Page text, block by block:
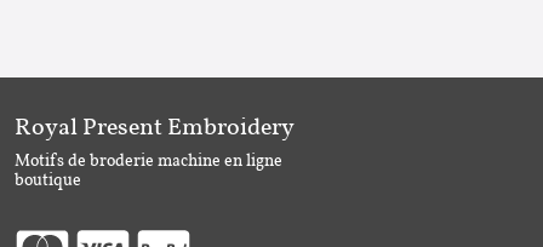
Royal Present Embroidery
Motifs de broderie machine en ligne
boutique